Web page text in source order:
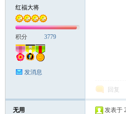
红福大将
积分 3779
发消息
回复
无用 发表于